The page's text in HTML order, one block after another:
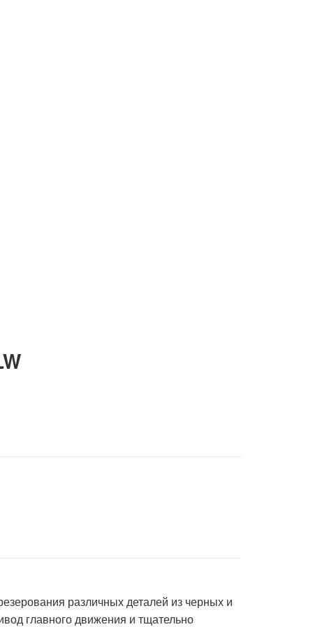
различных деталей из черных и
главного движения и тщательно